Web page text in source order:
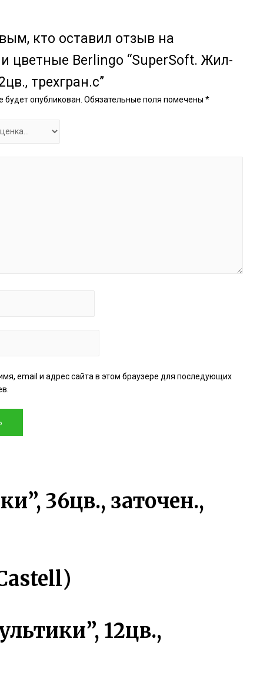
кто оставил отзыв на
цветные Berlingo “SuperSoft. Жил-
трехгран.с”
опубликован. Обязательные поля помечены *
email и адрес сайта в этом браузере для последующих
36цв., заточен.,
12цв.,